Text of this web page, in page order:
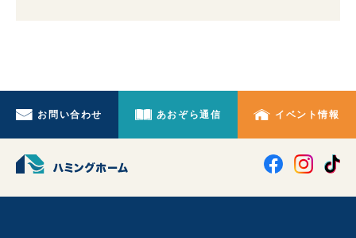
お問い合わせ あおぞら通信 イベント情報